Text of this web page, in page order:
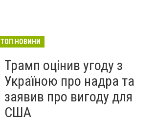
ТОП НОВИНИ
Трамп оцінив угоду з
Україною про надра та
заявив про вигоду для
США